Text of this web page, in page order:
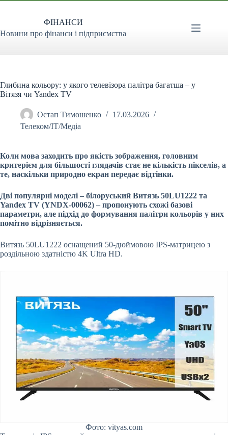
Перейти
ФІНАНСИ
Новини про фінанси і підприємства
Глибина кольору: у якого телевізора палітра багатша – у
Вітязя чи Yandex TV
Остап Тимошенко
17.03.2026
Телеком/ІТ/Медіа
Коли мова заходить про якість зображення, головним
критерієм для більшості глядачів стає не кількість пікселів, а
те, наскільки природно екран передає відтінки.
Дві популярні моделі – білоруський Витязь 50LU1222 та
Yandex TV (YNDX-00062) – пропонують схожі базові
параметри, але підхід до формування палітри кольорів у них
помітно відрізняється.
Витязь 50LU1222 оснащений 50-дюймовою IPS-матрицею з
роздільною здатністю 4K Ultra HD.
Фото: vityas.com